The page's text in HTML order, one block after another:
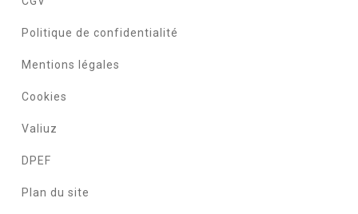
Politique de confidentialité
Mentions légales
Cookies
Valiuz
DPEF
Plan du site